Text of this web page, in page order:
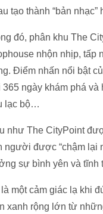
tạo thành “bản
đó, phân khu The
nhộn nhịp, tấp
Điểm nhấn nổi bật
ngày khám phá và
lạc bộ…
như The CityPoint
người được “chậm lại
sự bình yên và tĩnh
một cảm giác lạ khi
xanh rộng lớn từ